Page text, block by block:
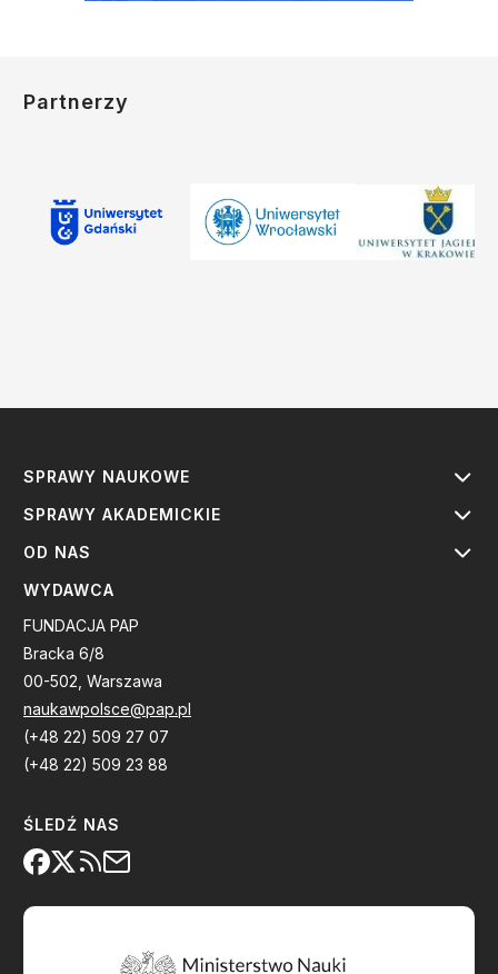
Partnerzy
SPRAWY NAUKOWE
SPRAWY AKADEMICKIE
OD NAS
WYDAWCA
FUNDACJA PAP
Bracka 6/8
00-502, Warszawa
naukawpolsce@pap.pl
(+48 22) 509 27 07
(+48 22) 509 23 88
ŚLEDŹ NAS